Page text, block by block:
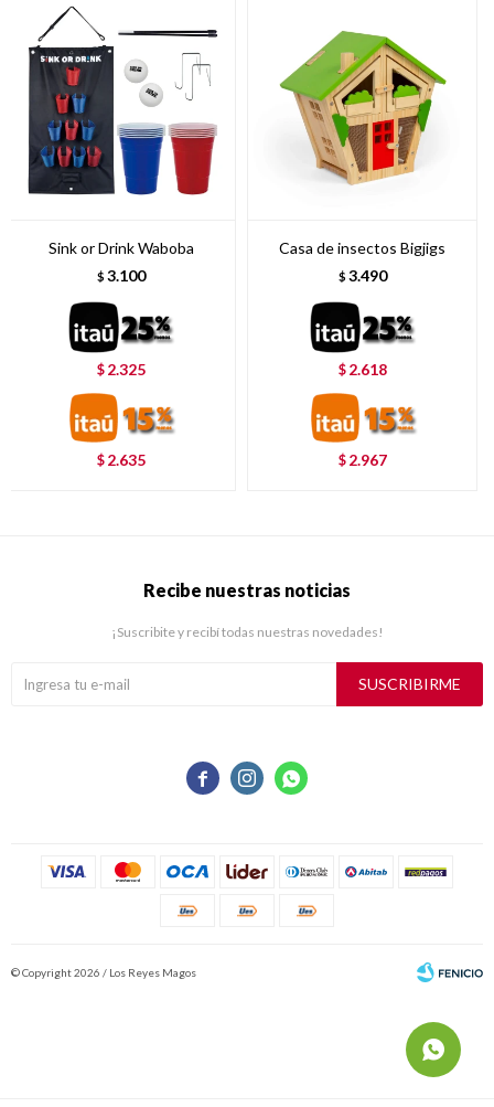
Sink or Drink Waboba
$ 3.100
$ 2.325
$ 2.635
Casa de insectos Bigjigs
$ 3.490
$ 2.618
$ 2.967
  
Recibe nuestras noticias
¡Suscribite y recibí todas nuestras novedades!
SUSCRIBIRME
© Copyright 2026 / Los Reyes Magos